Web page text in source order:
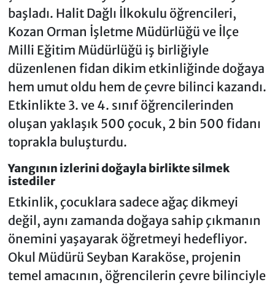
başladı. Halit Dağlı İlkokulu öğrencileri,
Kozan Orman İşletme Müdürlüğü ve İlçe
Milli Eğitim Müdürlüğü iş birliğiyle
düzenlenen fidan dikim etkinliğinde doğaya
hem umut oldu hem de çevre bilinci kazandı.
Etkinlikte 3. ve 4. sınıf öğrencilerinden
oluşan yaklaşık 500 çocuk, 2 bin 500 fidanı
toprakla buluşturdu.
Yangının izlerini doğayla birlikte silmek
istediler
Etkinlik, çocuklara sadece ağaç dikmeyi
değil, aynı zamanda doğaya sahip çıkmanın
önemini yaşayarak öğretmeyi hedefliyor.
Okul Müdürü Seyban Karaköse, projenin
temel amacının, öğrencilerin çevre bilinciyle